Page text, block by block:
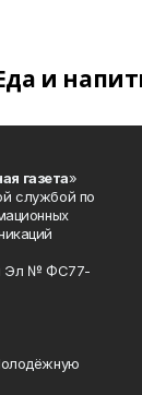
и
газета»
службой по
Эл № ФС77-